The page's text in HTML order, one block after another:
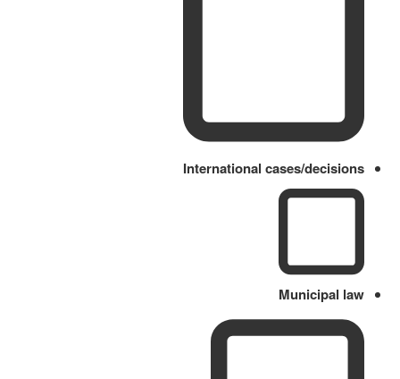
International cases/decisions
Municipal law